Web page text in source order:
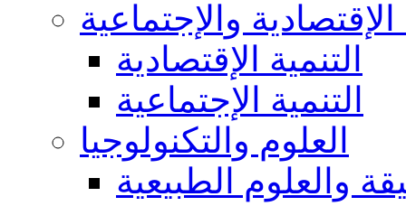
الإقتصادية والإجتماعية
التنمية الإقتصادية
التنمية الإجتماعية
العلوم والتكنولوجيا
والعلوم الطبيعية